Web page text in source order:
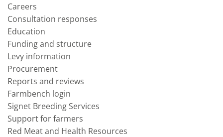
Careers
Consultation responses
Education
Funding and structure
Levy information
Procurement
Reports and reviews
Farmbench login
Signet Breeding Services
Support for farmers
Red Meat and Health Resources